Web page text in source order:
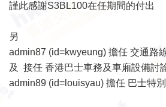
謹此感謝S3BL100在任期間的付出
另
admin87 (id=kwyeung) 擔任 交通路
及 接任 香港巴士車務及車廂設備討
admin89 (id=louisyau) 擔任 巴士特